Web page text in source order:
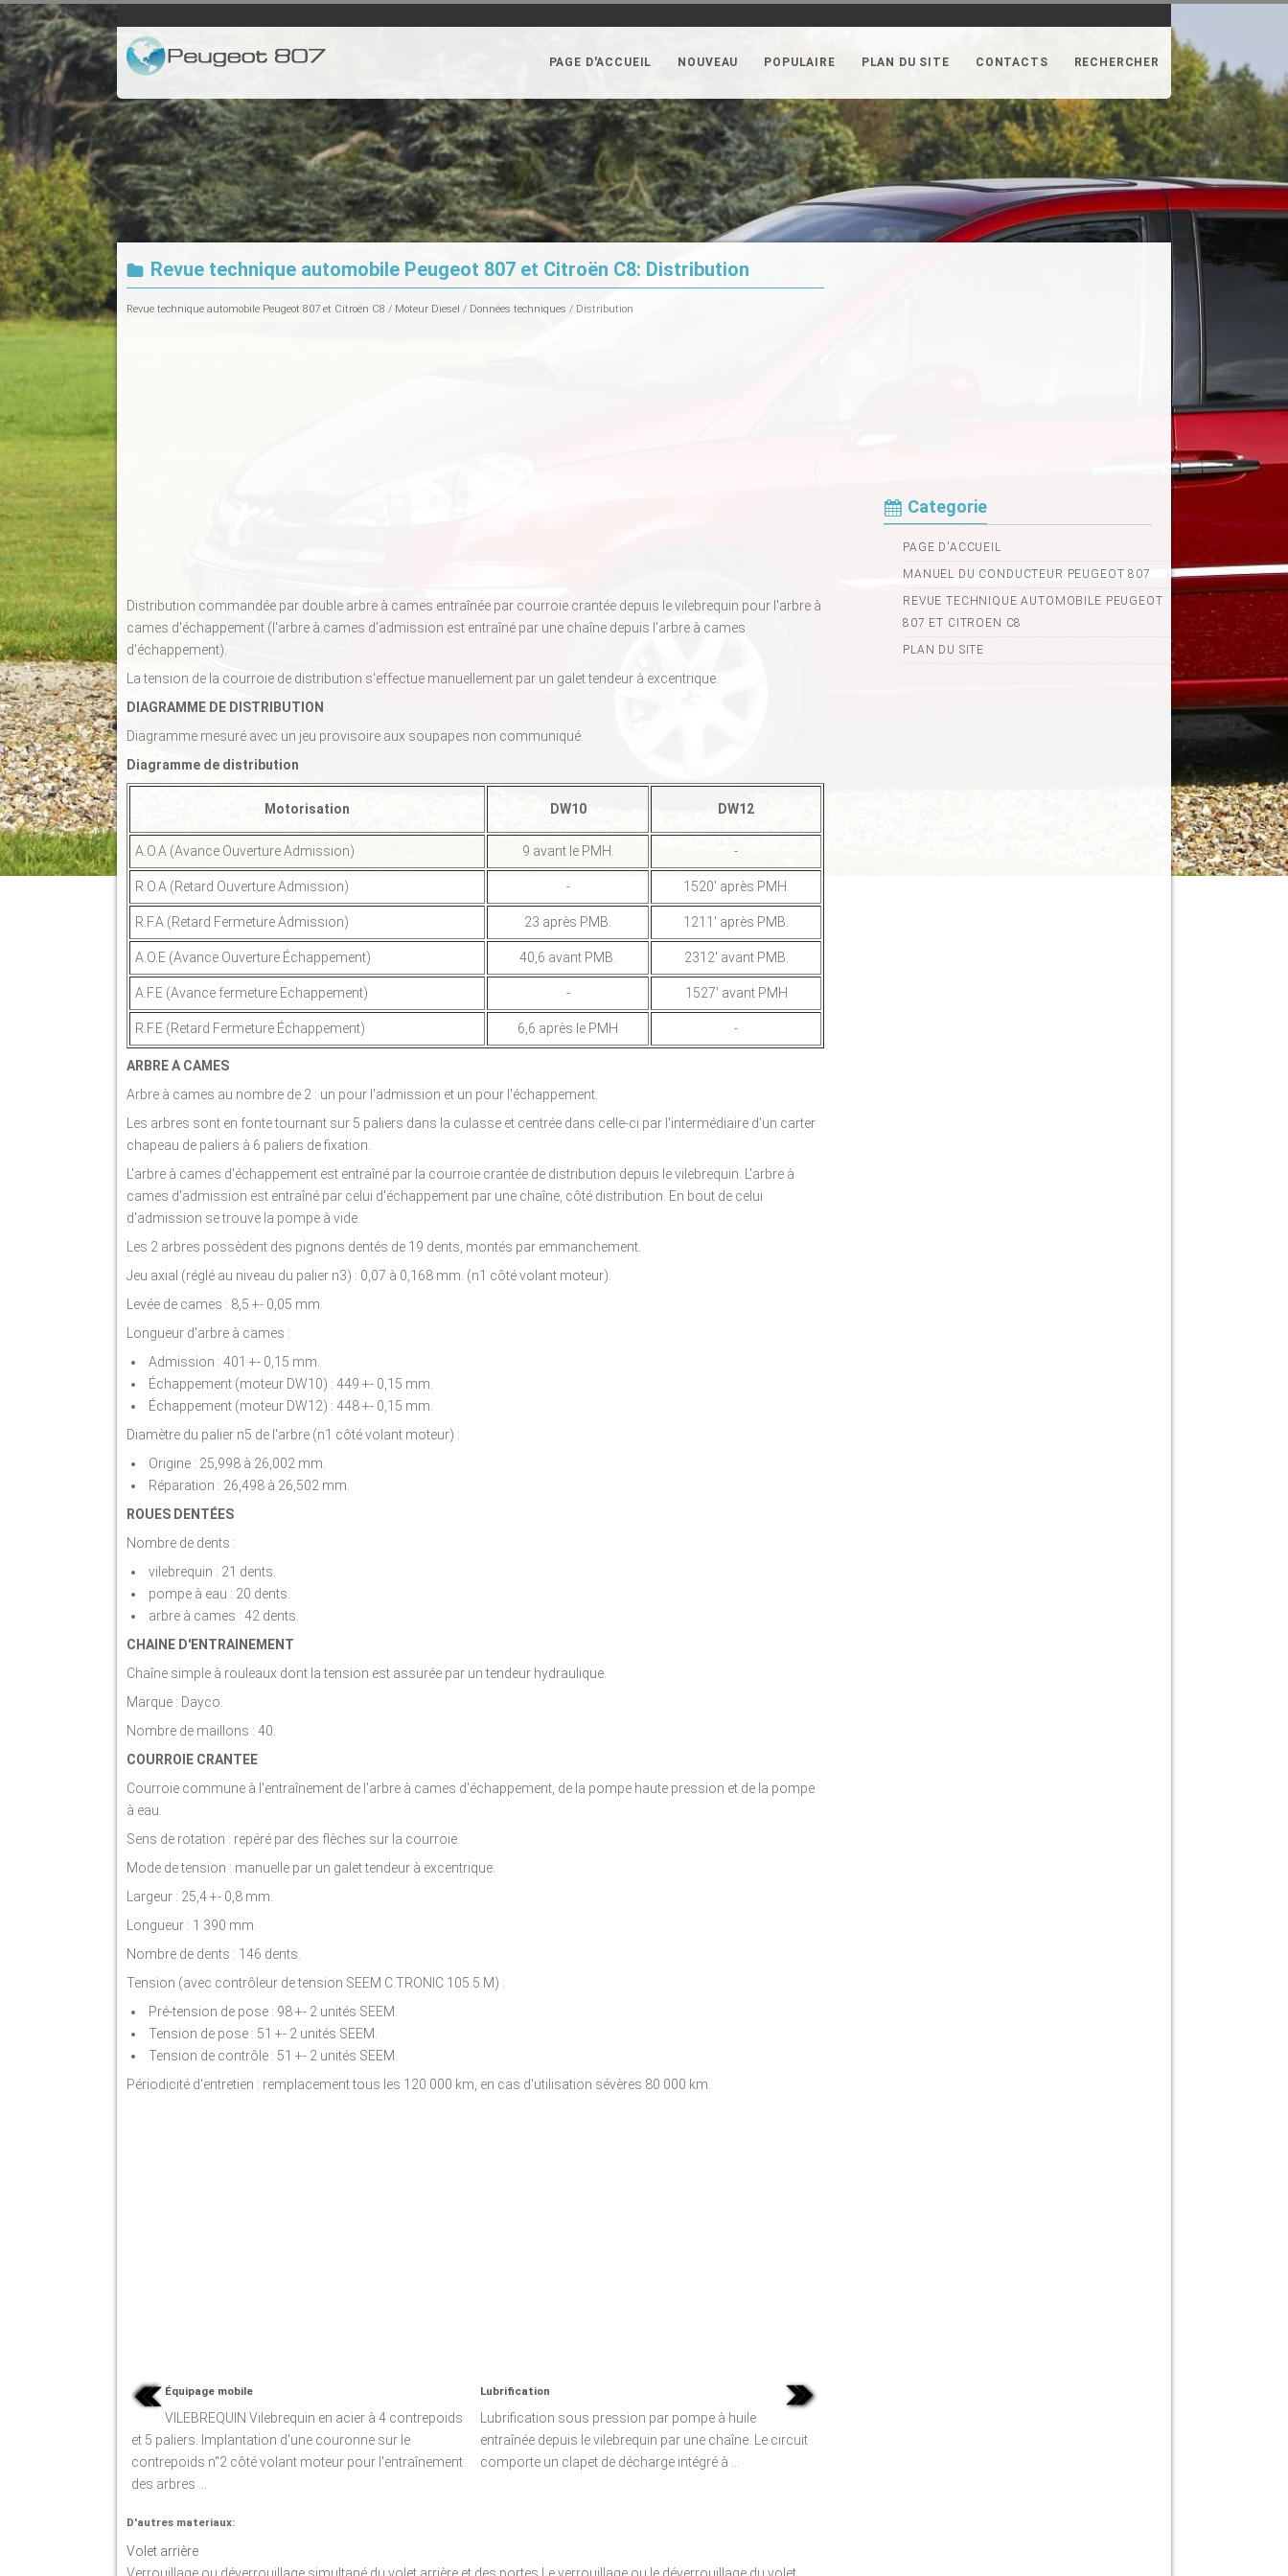
PAGE D'ACCUEIL NOUVEAU POPULAIRE PLAN DU SITE CONTACTS RECHERCHER
Revue technique automobile Peugeot 807 et Citroën C8: Distribution
Revue technique automobile Peugeot 807 et Citroën C8 / Moteur Diesel / Données techniques / Distribution
Distribution commandée par double arbre à cames entraînée par courroie crantée depuis le vilebrequin pour l'arbre à
cames d'échappement (l'arbre à.cames d'admission est entraîné par une chaîne depuis l'arbre à cames
d'échappement).
La tension de la courroie de distribution s'effectue manuellement par un galet tendeur à excentrique.
DIAGRAMME DE DISTRIBUTION
Diagramme mesuré avec un jeu provisoire aux soupapes non communiqué.
Diagramme de distribution
Motorisation DW10 DW12
A.O.A (Avance Ouverture Admission) 9 avant le PMH. -
R.O.A (Retard Ouverture Admission) - 1520' après PMH.
R.F.A (Retard Fermeture Admission) 23 après PMB. 1211' après PMB.
A.O.E (Avance Ouverture Échappement) 40,6 avant PMB. 2312' avant PMB.
A.F.E (Avance fermeture Echappement) - 1527' avant PMH
R.F.E (Retard Fermeture Échappement) 6,6 après le PMH -
ARBRE A CAMES
Arbre à cames au nombre de 2 : un pour l'admission et un pour l'échappement.
Les arbres sont en fonte tournant sur 5 paliers dans la culasse et centrée dans celle-ci par l'intermédiaire d'un carter
chapeau de paliers à 6 paliers de fixation.
L'arbre à cames d'échappement est entraîné par la courroie crantée de distribution depuis le vilebrequin. L'arbre à
cames d'admission est entraîné par celui d'échappement par une chaîne, côté distribution. En bout de celui
d'admission se trouve la pompe à vide.
Les 2 arbres possèdent des pignons dentés de 19 dents, montés par emmanchement.
Jeu axial (réglé au niveau du palier n3) : 0,07 à 0,168 mm. (n1 côté volant moteur).
Levée de cames : 8,5 +- 0,05 mm.
Longueur d'arbre à cames :
Admission : 401 +- 0,15 mm.
Échappement (moteur DW10) : 449 +- 0,15 mm.
Échappement (moteur DW12) : 448 +- 0,15 mm.
Diamètre du palier n5 de l'arbre (n1 côté volant moteur) :
Origine : 25,998 à 26,002 mm.
Réparation : 26,498 à 26,502 mm.
ROUES DENTÉES
Nombre de dents :
vilebrequin : 21 dents.
pompe à eau : 20 dents.
arbre à cames : 42 dents.
CHAINE D'ENTRAINEMENT
Chaîne simple à rouleaux dont la tension est assurée par un tendeur hydraulique.
Marque : Dayco.
Nombre de maillons : 40.
COURROIE CRANTEE
Courroie commune à l'entraînement de l'arbre à cames d'échappement, de la pompe haute pression et de la pompe
à eau.
Sens de rotation : repéré par des flèches sur la courroie.
Mode de tension : manuelle par un galet tendeur à excentrique.
Largeur : 25,4 +- 0,8 mm.
Longueur : 1 390 mm.
Nombre de dents : 146 dents.
Tension (avec contrôleur de tension SEEM C.TRONIC 105.5.M) :
Pré-tension de pose : 98 +- 2 unités SEEM.
Tension de pose : 51 +- 2 unités SEEM.
Tension de contrôle : 51 +- 2 unités SEEM.
Périodicité d'entretien : remplacement tous les 120 000 km, en cas d'utilisation sévères 80 000 km.
Équipage mobile
VILEBREQUIN Vilebrequin en acier à 4 contrepoids
et 5 paliers. Implantation d'une couronne sur le
contrepoids n"2 côté volant moteur pour l'entraînement
des arbres ...
Lubrification
Lubrification sous pression par pompe à huile
entraînée depuis le vilebrequin par une chaîne. Le circuit
comporte un clapet de décharge intégré à ...
D'autres materiaux:
Volet arrière
Categorie
PAGE D'ACCUEIL
MANUEL DU CONDUCTEUR PEUGEOT 807
REVUE TECHNIQUE AUTOMOBILE PEUGEOT
807 ET CITROEN C8
PLAN DU SITE